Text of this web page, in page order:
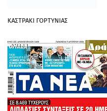
ΚΑΣΤΡΑΚΙ ΓΟΡΤΥΝΙΑΣ